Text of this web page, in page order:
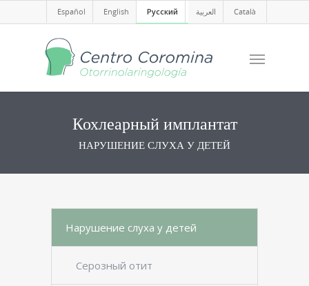
Español English Русский العربية Català
Кохлеарный имплантат
НАРУШЕНИЕ СЛУХА У ДЕТЕЙ
Нарушение слуха у детей
Серозный отит